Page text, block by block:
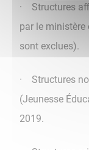
· Structures
par le ministère
sont exclues).
· Structures
(Jeunesse
2019.